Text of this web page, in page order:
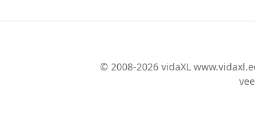
© 2008-2026 vidaXL